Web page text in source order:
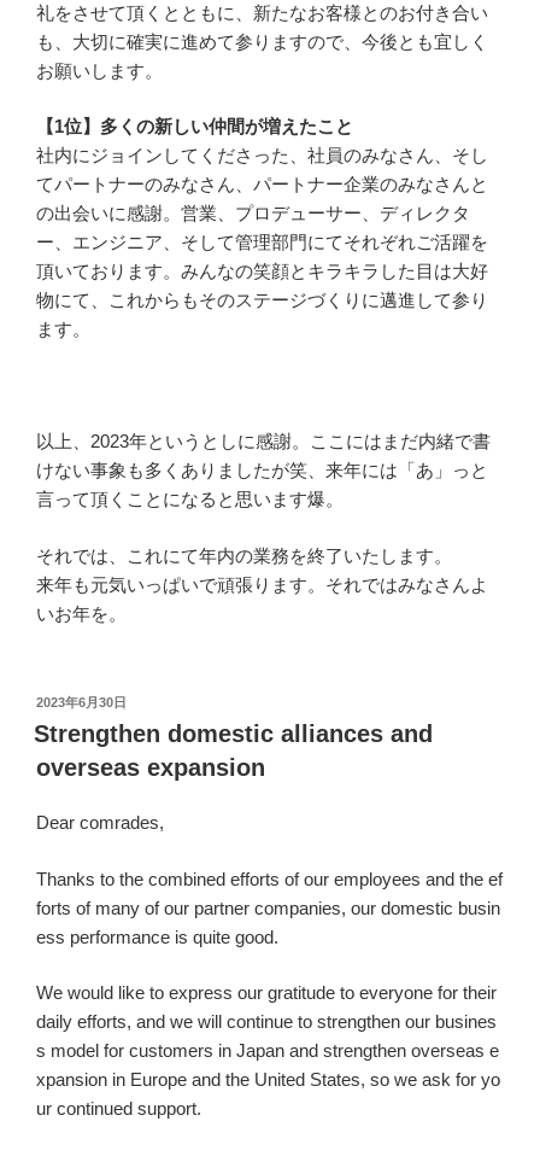
礼をさせて頂くとともに、新たなお客様とのお付き合い
も、大切に確実に進めて参りますので、今後とも宜しく
お願いします。
【1位】多くの新しい仲間が増えたこと
社内にジョインしてくださった、社員のみなさん、そし
てパートナーのみなさん、パートナー企業のみなさんと
の出会いに感謝。営業、プロデューサー、ディレクタ
ー、エンジニア、そして管理部門にてそれぞれご活躍を
頂いております。みんなの笑顔とキラキラした目は大好
物にて、これからもそのステージづくりに邁進して参り
ます。
以上、2023年というとしに感謝。ここにはまだ内緒で書
けない事象も多くありましたが笑、来年には「あ」っと
言って頂くことになると思います爆。
それでは、これにて年内の業務を終了いたします。
来年も元気いっぱいで頑張ります。それではみなさんよ
いお年を。
投
稿
日:
2023年6月30日
Strengthen domestic alliances and
overseas expansion
Dear comrades,
Thanks to the combined efforts of our employees and the ef
forts of many of our partner companies, our domestic busin
ess performance is quite good.
We would like to express our gratitude to everyone for their
daily efforts, and we will continue to strengthen our busines
s model for customers in Japan and strengthen overseas e
xpansion in Europe and the United States, so we ask for yo
ur continued support.